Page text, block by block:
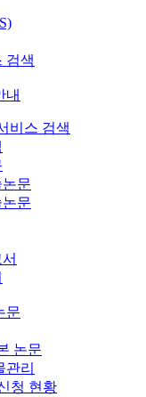
검색
내
비스 검색
문
문
문
논문
관리
청 현황